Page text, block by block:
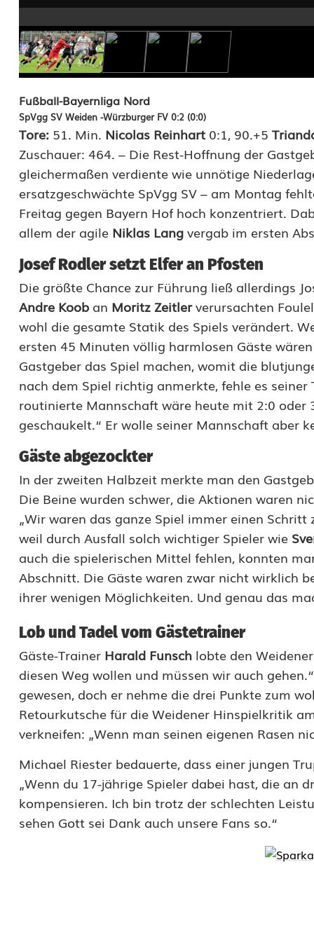
R
e
l
e
g
a
t
i
o
n
i
s
t
n
a
c
h
0
:
2
-
N
i
e
d
e
r
l
a
g
e
Fußball-Bayernliga Nord
SpVgg SV Weiden -Würzburger FV 0:2 (0:0)
Tore: 51. Min. Nicolas Reinhart 0:1, 90.+5
Zuschauer: 464. – Die Rest-Hoffnung der
gleichermaßen verdiente wie unnötige
ersatzgeschwächte SpVgg SV – am Montag
Freitag gegen Bayern Hof hoch konzentriert.
allem der agile Niklas Langvergab im ersten
Josef Rodler setzt Elfer an Pfosten
Die größte Chance zur Führung ließ allerdings
Andre Koob an Moritz Zeitlerverursachten
wohl die gesamte Statik des Spiels verändert.
ersten 45 Minuten völlig harmlosen Gäste
Gastgeber das Spiel machen, womit die
nach dem Spiel richtig anmerkte, fehle es
routinierte Mannschaft wäre heute mit 2:0 oder
geschaukelt.“ Er wolle seiner Mannschaft aber
Gäste abgezockter
In der zweiten Halbzeit merkte man den
Die Beine wurden schwer, die Aktionen waren
„Wir waren das ganze Spiel immer einen
weil durch Ausfall solch wichtiger Spieler wie
auch die spielerischen Mittel fehlen, konnten
Abschnitt. Die Gäste waren zwar nicht wirklich
ihrer wenigen Möglichkeiten. Und genau das
Lob und Tadel vom Gästetrainer
Gäste-Trainer Harald Funsch lobte den
diesen Weg wollen und müssen wir auch
gewesen, doch er nehme die drei Punkte zum
Retourkutsche für die Weidener Hinspielkritik
verkneifen: „Wenn man seinen eigenen Rasen
Michael Riester bedauerte, dass einer jungen
„Wenn du 17-jährige Spieler dabei hast, die an
kompensieren. Ich bin trotz der schlechten
sehen Gott sei Dank auch unsere Fans so.“